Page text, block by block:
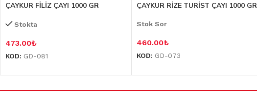
ÇAYKUR FİLİZ ÇAYI 1000 GR
Stokta
473.00₺
KOD: GD-081
ÇAYKUR RİZE TURİST ÇAYI 1000 GR
Stok Sor
460.00₺
KOD: GD-073